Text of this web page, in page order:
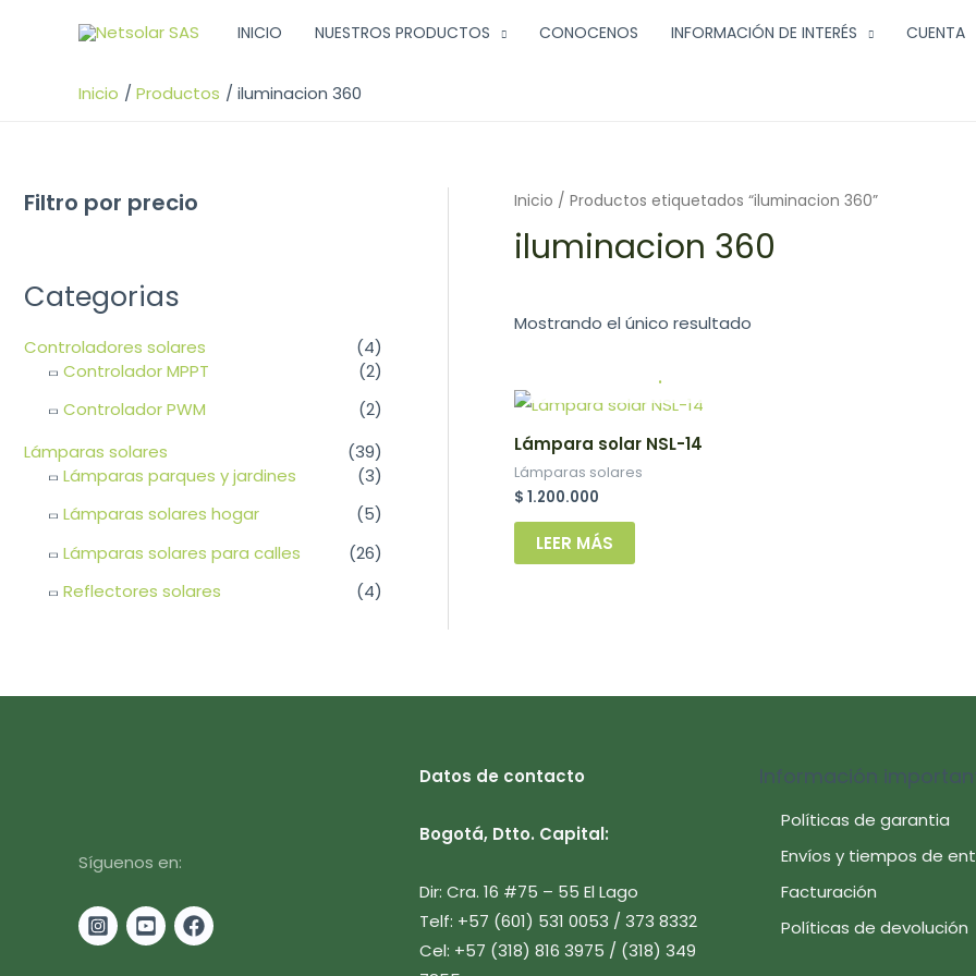
INICIO NUESTROS PRODUCTOS CONOCENOS INFORMACIÓN DE INTERÉS CUENTA
Inicio Productos iluminacion 360
Filtro por precio
Categorias
Controladores solares
(4)
Controlador MPPT
(2)
Controlador PWM
(2)
Lámparas solares
(39)
Lámparas parques y jardines
(3)
Lámparas solares hogar
(5)
Lámparas solares para calles
(26)
Reflectores solares
(4)
Inicio / Productos etiquetados “iluminacion 360”
iluminacion 360
Mostrando el único resultado
.
Lámpara solar NSL-14
Lámparas solares
$ 1.200.000
LEER MÁS
Síguenos en:
Datos de contacto
Bogotá, Dtto. Capital:
Dir: Cra. 16 #75 – 55 El Lago
Telf: +57 (601) 531 0053 / 373 8332
Cel: +57 (318) 816 3975 / (318) 349
Información
Políticas de garantia
Envíos y tiempos de
Facturación
Políticas de devolución